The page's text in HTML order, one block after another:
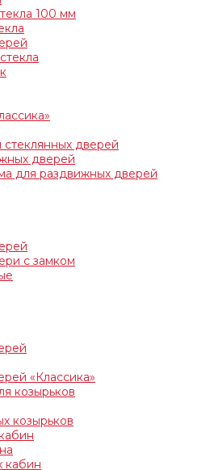
100 мм
дверей
дверей
для раздвижных дверей
с замком
«Классика»
козырьков
козырьков
кабин